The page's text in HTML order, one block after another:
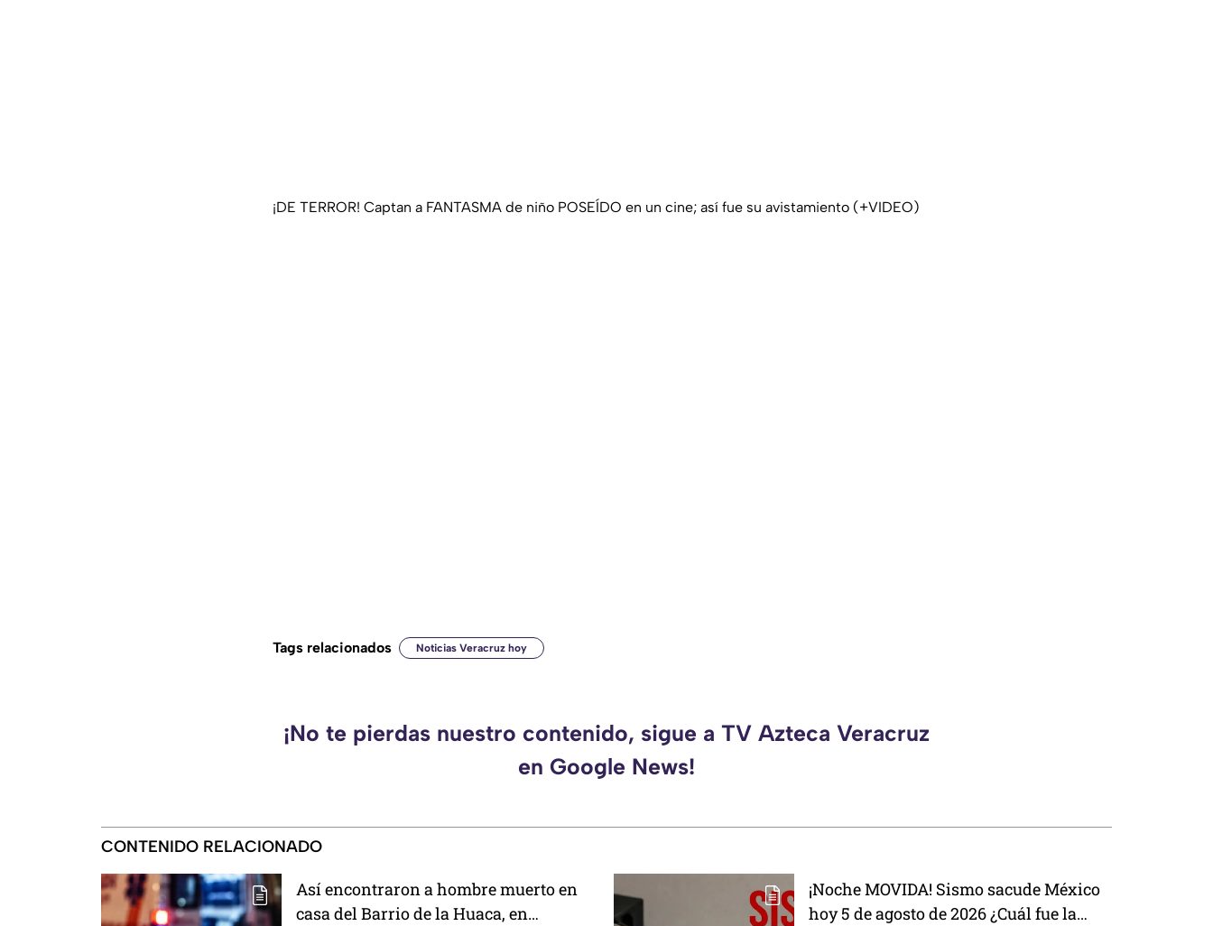
¡DE TERROR! Captan a FANTASMA de niño POSEÍDO en un cine; así fue su avistamiento (+VIDEO)
Tags relacionados Noticias Veracruz hoy
¡No te pierdas nuestro contenido, sigue a TV Azteca Veracruz
en Google News!
CONTENIDO RELACIONADO
Así encontraron a hombre muerto en
casa del Barrio de la Huaca, en
¡Noche MOVIDA! Sismo sacude México
hoy 5 de agosto de 2026 ¿Cuál fue la